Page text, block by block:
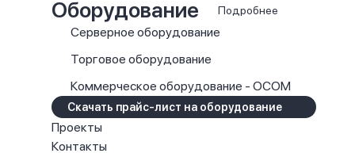
Оборудование Подробнее
Серверное оборудование
Торговое оборудование
Коммерческое оборудование - OCOM
Скачать прайс-лист на оборудование
Проекты
Контакты